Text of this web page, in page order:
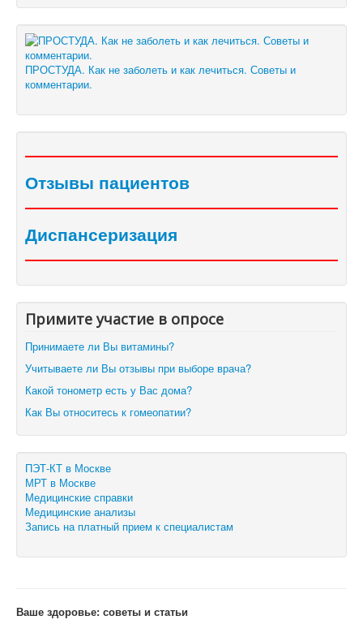
ПРОСТУДА. Как не заболеть и как лечиться. Советы и
комментарии.
Отзывы пациентов
Диспансеризация
Примите участие в опросе
Принимаете ли Вы витамины?
Учитываете ли Вы отзывы при выборе врача?
Какой тонометр есть у Вас дома?
Как Вы относитесь к гомеопатии?
ПЭТ-КТ в Москве
МРТ в Москве
Медицинские справки
Медицинские анализы
Запись на платный прием к специалистам
Ваше здоровье: советы и статьи